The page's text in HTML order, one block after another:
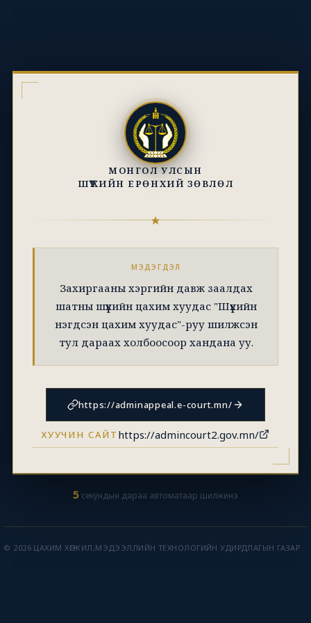
МОНГОЛ УЛСЫН
ШҮҮХИЙН ЕРӨНХИЙ ЗӨВЛӨЛ
МЭДЭГДЭЛ
Захиргааны хэргийн давж заалдах
шатны шүүхийн цахим хуудас "Шүүхийн
нэгдсэн цахим хуудас"-руу шилжсэн
тул дараах холбоосоор хандана уу.
https://adminappeal.e-court.mn/
ХУУЧИН САЙТ https://admincourt2.gov.mn/
5 секундын дараа автоматаар шилжинэ
© 2026 ЦАХИМ ХӨГЖИЛ,МЭДЭЭЛЛИЙН ТЕХНОЛОГИЙН УДИРДЛАГЫН ГАЗАР